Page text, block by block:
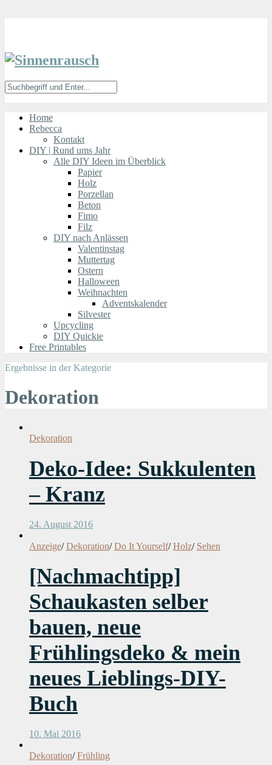
Home
Rebecca
Kontakt
DIY | Rund ums Jahr
Alle DIY Ideen im Überblick
Papier
Holz
Porzellan
Beton
Fimo
Filz
DIY nach Anlässen
Valentinstag
Muttertag
Ostern
Halloween
Weihnachten
Adventskalender
Silvester
Upcycling
DIY Quickie
Free Printables
Ergebnisse in der Kategorie
Dekoration
Dekoration
Deko-Idee: Sukkulenten
– Kranz
24. August 2016
Anzeige/ Dekoration/ Do It Yourself/ Holz/ Sehen
[Nachmachtipp]
Schaukasten selber
bauen, neue
Frühlingsdeko & mein
neues Lieblings-DIY-
Buch
10. Mai 2016
Dekoration/ Frühling